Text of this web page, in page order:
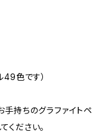
49色です）
持ちのグラファイトペ
ください。